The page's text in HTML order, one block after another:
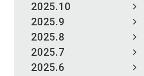
2025.10
2025.9
2025.8
2025.7
2025.6